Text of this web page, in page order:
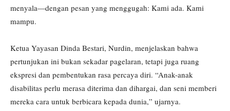
menyala—dengan pesan yang menggugah: Kami ada. Kami
mampu.
Ketua Yayasan Dinda Bestari, Nurdin, menjelaskan bahwa
pertunjukan ini bukan sekadar pagelaran, tetapi juga ruang
ekspresi dan pembentukan rasa percaya diri. “Anak-anak
disabilitas perlu merasa diterima dan dihargai, dan seni memberi
mereka cara untuk berbicara kepada dunia,” ujarnya.